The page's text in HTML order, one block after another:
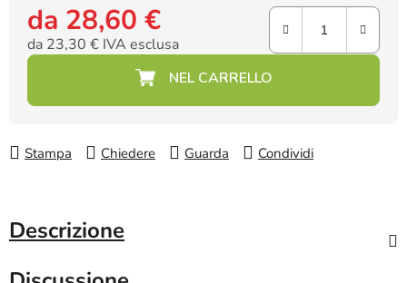
da 28,60 €
da 23,30 € IVA esclusa
Prezzo della misura:
Stampa Chiedere Guarda Condividi
Descrizione